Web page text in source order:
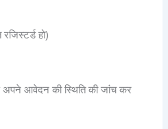
हो)
अपने आवेदन की स्थिति की जांच कर